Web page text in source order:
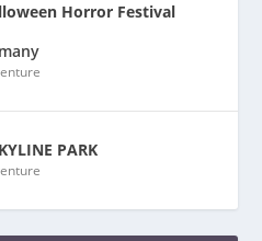
Horror Festival
PARK